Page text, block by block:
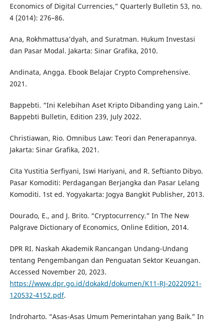
Economics of Digital Currencies,” Quarterly Bulletin 53, no.
4 (2014): 276–86.
Ana, Rokhmattusa’dyah, and Suratman. Hukum Investasi
dan Pasar Modal. Jakarta: Sinar Grafika, 2010.
Andinata, Angga. Ebook Belajar Crypto Comprehensive.
2021.
Bappebti. “Ini Kelebihan Aset Kripto Dibanding yang Lain.”
Bappebti Bulletin, Edition 239, July 2022.
Christiawan, Rio. Omnibus Law: Teori dan Penerapannya.
Jakarta: Sinar Grafika, 2021.
Cita Yustitia Serfiyani, Iswi Hariyani, and R. Seftianto Dibyo.
Pasar Komoditi: Perdagangan Berjangka dan Pasar Lelang
Komoditi. 1st ed. Yogyakarta: Jogya Bangkit Publisher, 2013.
Dourado, E., and J. Brito. “Cryptocurrency.” In The New
Palgrave Dictionary of Economics, Online Edition, 2014.
DPR RI. Naskah Akademik Rancangan Undang-Undang
tentang Pengembangan dan Penguatan Sektor Keuangan.
Accessed November 20, 2023.
https://www.dpr.go.id/dokakd/dokumen/K11-RJ-20220921-
120532-4152.pdf.
Indroharto. “Asas-Asas Umum Pemerintahan yang Baik.” In